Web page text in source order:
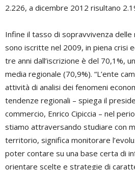
2.226, a dicembre 2012 risultano
Infine il tasso di sopravvivenza delle
sono iscritte nel 2009, in piena crisi
tre anni dall’iscrizione è del 70,1%,
media regionale (70,9%). “L’ente
attività di analisi dei fenomeni
tendenze regionali – spiega il
commercio, Enrico Cipiccia – nel
stiamo attraversando studiare con
territorio, significa monitorare
poter contare su una base certa di
orientare scelte e strategie di